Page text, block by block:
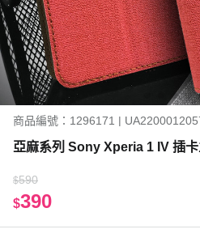
商品編號：1296171 |
亞麻系列 Sony Xperia 1 IV 插
$590
$390